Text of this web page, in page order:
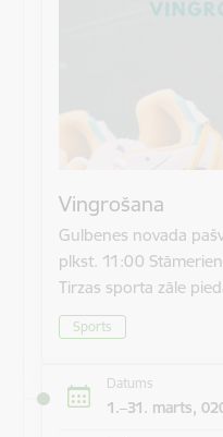
Vingrošana
Gulbenes novada
plkst. 11:00
Tirzas sporta zāle
Sports
Datums
1.–31. marts,